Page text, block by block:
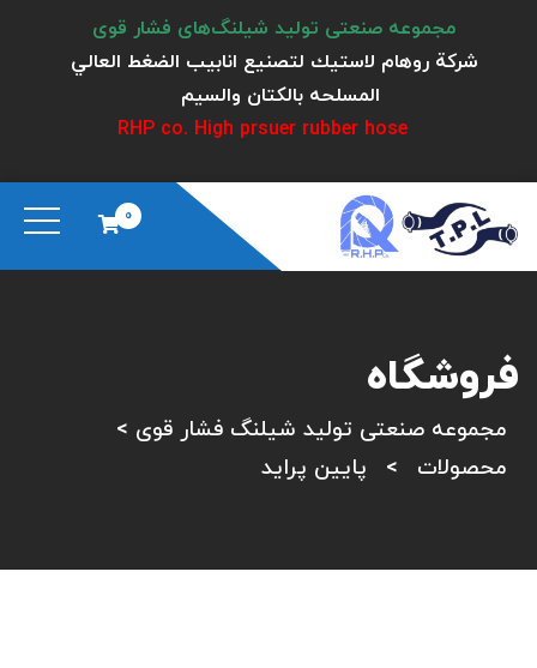
مجموعه صنعتی تولید شیلنگ‌های فشار قوی
شركة روهام لاستيك لتصنيع انابيب الضغط العالي
المسلحه بالكتان والسيم
RHP co. High prsuer rubber hose
0
فروشگاه
مجموعه صنعتی تولید شیلنگ فشار قوی >
محصولات
> پایین پراید